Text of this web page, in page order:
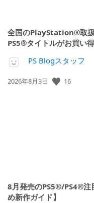
全国のPlayStation®取扱
PS5®タイトルがお買い得
PS Blogスタッフ
公
2026年8月3日 16
8月発売のPS5®/PS4®注
め新作ガイド】